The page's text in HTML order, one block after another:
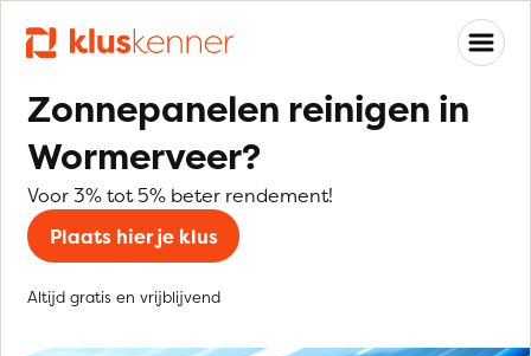
Zonnepanelen reinigen in
Wormerveer?
Voor 3% tot 5% beter rendement!
Plaats hier je klus
Altijd gratis en vrijblijvend